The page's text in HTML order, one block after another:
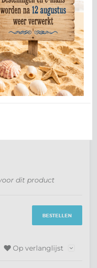
- 20ATM
military horloge
zwarte
Extra functies:
dit product
BESTELLEN
Op verlanglijst